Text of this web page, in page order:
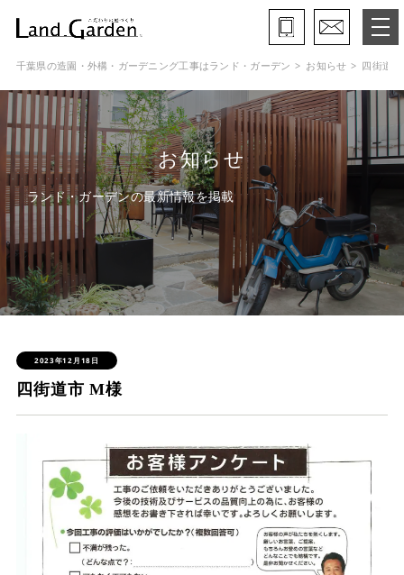
ランド・ガーデンとは
モデルガーデン
施工事例
保証と約束・ご理解いただきたい事
施工の流れ
よくある質問
会社概要
スタッフ紹介
プライバシーポリシー
サイトマップ
千葉県の造園・外構・ガーデニング工事はランド・ガーデン お知らせ 四街道
お知らせ
ランド・ガーデンの最新情報を掲載
2023年12月18日
四街道市 M様